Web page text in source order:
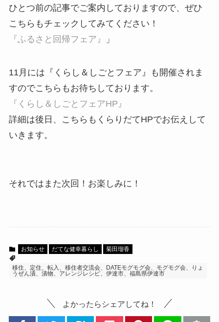
ひとつ前の記事でご案内しておりますので、ぜひ
こちらもチェックしてみてください！
『ふるさと回帰フェア』
」
11月には『くらし＆しごとフェア』も開催されま
すのでこちらもお待ちしております。
『くらし＆しごとフェアHP』
詳細は後日、こちらもくらりだてHPでお伝えして
いきます。
それではまた次回！お楽しみに！
お知らせ だてな健幸暮らし 菊田瑠香
移住、定住、転入、移住者交流会、DATEモグモグ会、モグモグ会、りょ
うぜん漬、漬物、アレンジレシピ、伊達市、福島県伊達市
よかったらシェアしてね！